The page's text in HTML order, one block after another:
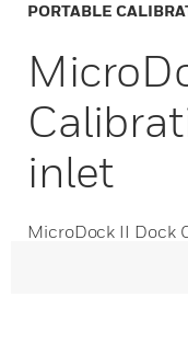
PORTABLE
inlet
MicroDock II Dock